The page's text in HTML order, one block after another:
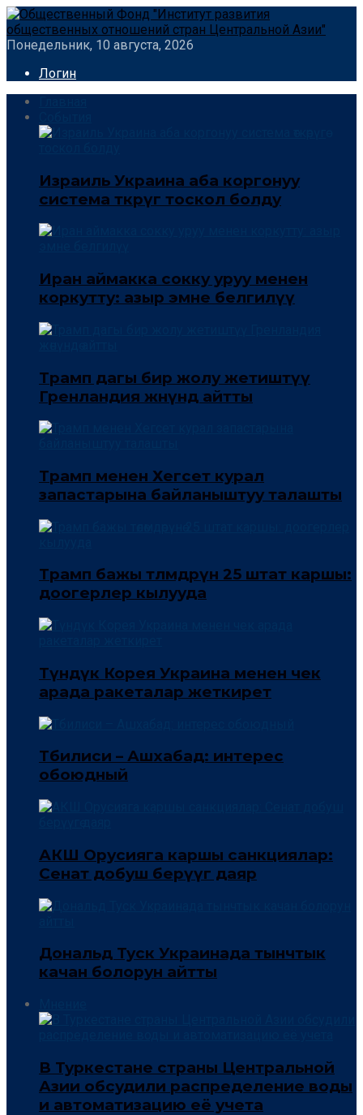
Понедельник, 10 августа, 2026
Логин
Израиль Украина аба коргонуу
система өткөрүгө тоскол болду
Иран аймакка сокку уруу менен
коркутту: азыр эмне белгилүү
Трамп дагы бир жолу жетиштүү
Гренландия жөнүндө айтты
Трамп менен Хегсет курал
запастарына байланыштуу талашты
Трамп бажы төлөмдөрүнө 25 штат каршы:
доогерлер кылууда
Түндүк Корея Украина менен чек
арада ракеталар жеткирет
Тбилиси – Ашхабад: интерес
обоюдный
АКШ Орусияга каршы санкциялар:
Сенат добуш берүүгө даяр
Дональд Туск Украинада тынчтык
качан болорун айтты
В Туркестане страны Центральной
Азии обсудили распределение воды
и автоматизацию её учета